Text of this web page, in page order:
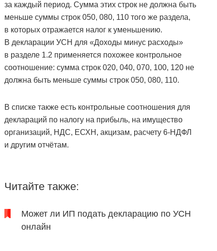
за каждый период. Сумма этих строк не должна быть
меньше суммы строк 050, 080, 110 того же раздела,
в которых отражается налог к уменьшению.
В декларации УСН для «Доходы минус расходы»
в разделе 1.2 применяется похожее контрольное
соотношение: сумма строк 020, 040, 070, 100, 120 не
должна быть меньше суммы строк 050, 080, 110.
В списке также есть контрольные соотношения для
деклараций по налогу на прибыль, на имущество
организаций, НДС, ЕСХН, акцизам, расчету 6-НДФЛ
и другим отчётам.
Читайте также:
Может ли ИП подать декларацию по УСН
онлайн